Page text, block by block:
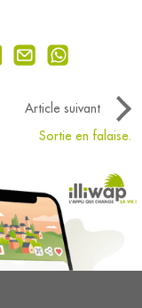
Article suivant
Sortie en falaise.